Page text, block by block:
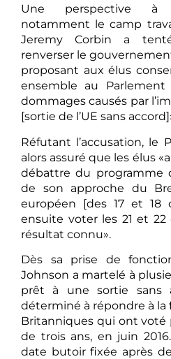
Une perspective à
notamment le camp
Jeremy Corbin a
renverser le
proposant aux élus
ensemble au
dommages causés par
[sortie de l’UE sans
Réfutant l’accusation, le
alors assuré que les élus
débattre du programme
de son approche du
européen [des 17 et 18
ensuite voter les 21 et
résultat connu».
Dès sa prise de
Johnson a martelé à
prêt à une sortie sans
déterminé à répondre à la
Britanniques qui ont voté
de trois ans, en juin
date butoir fixée après